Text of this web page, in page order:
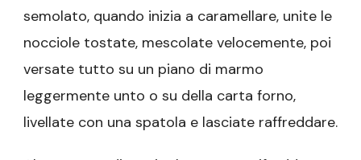
semolato, quando inizia a caramellare, unite le
nocciole tostate, mescolate velocemente, poi
versate tutto su un piano di marmo
leggermente unto o su della carta forno,
livellate con una spatola e lasciate raffreddare.